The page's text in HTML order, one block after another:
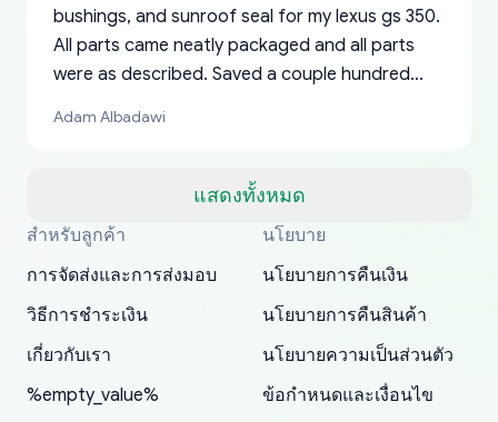
แสดงทั้งหมด
bushings, and sunroof seal for my lexus gs 350.
All parts came neatly packaged and all parts
were as described. Saved a couple hundred
a matter of days. Very professional company as
well, I forgot to add my apartment number in
my address and contacted them with the
correct information. They updated my address
promptly. Will 100% be returning to order parts
Adam Albadawi
Thank you, yoshiparts.com for the responsive
customer service and for being a reliable
have ordered from yoshi three times within
2022. The first two orders were received timely
and with no problems. The third order was not
received at all. According to yoshi's shipper, the
South Guam
OEM parts at prices that nobody else can beat.
Fast shipping to USA… I’m happy!
P. Ginez
Basically, this is my 6th time ordering parts for
my XRs (which is hard to find these days). Item
19 delays which is understandable, the package
is packed well! More so, I am genuinely happy
about the updates whether the item I added to
my cart is available or not. It's hassle free, I've
All genuine oem parts all in perfect condition I
have told everyone about this site very reliable
appreciate everything.
Jay W
I am so shocked at good time, all just because
needed parts for making my cars more
mudguards,flares ) area insane good shape for
my VDJ79, thank you yoshi, for caring
packaging and also because i can look for all
parts needed for upgrading from LX to VX
YANAN RAMIREZ GONZALEZ
สำหรับลูกค้า
การจัดส่งและการส่งมอบ
วิธีการชำระเงิน
เกี่ยวกับเรา
%empty_value%
นโยบาย
นโยบายการคืนเงิน
นโยบายการคืนสินค้า
นโยบายความเป็นส่วนตัว
ข้อกำหนดและเงื่อนไข